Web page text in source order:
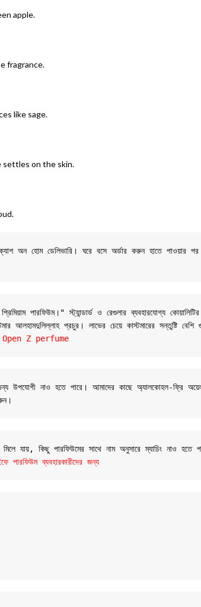
apple.
fragrance.
like sage.
settles on the skin.
ক্যাশ অন হোম ডেলিভারি। ঘরে বসে অর্ডার করুন হাতে পাওয়ার
পারফিউম।" স্ট্যান্ডার্ড ও রেগুলার ব্যবহারযোগ্য
আলহামদুলিল্লাহ প্রচুর। লাভের চেয়ে কাস্টমারের সন্তুষ্টি
Open Z perfume
জন্য উপযোগী নাও হতে পারে। আমাদের কাছে অ্যালকোহল-
মিলে যায়, কিছু পারফিউমের সাথে নাম অনুসারে ম্যাচিং নাও
ব্যবহারকারীদের জন্য